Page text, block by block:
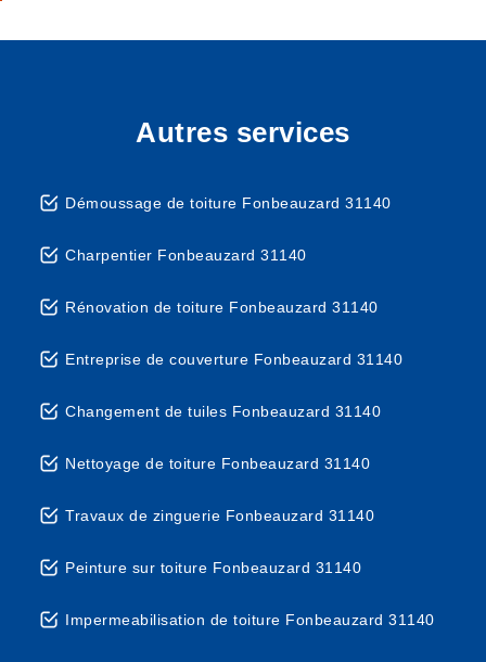
Autres services
Démoussage de toiture Fonbeauzard 31140
Charpentier Fonbeauzard 31140
Rénovation de toiture Fonbeauzard 31140
Entreprise de couverture Fonbeauzard 31140
Changement de tuiles Fonbeauzard 31140
Nettoyage de toiture Fonbeauzard 31140
Travaux de zinguerie Fonbeauzard 31140
Peinture sur toiture Fonbeauzard 31140
Impermeabilisation de toiture Fonbeauzard 31140